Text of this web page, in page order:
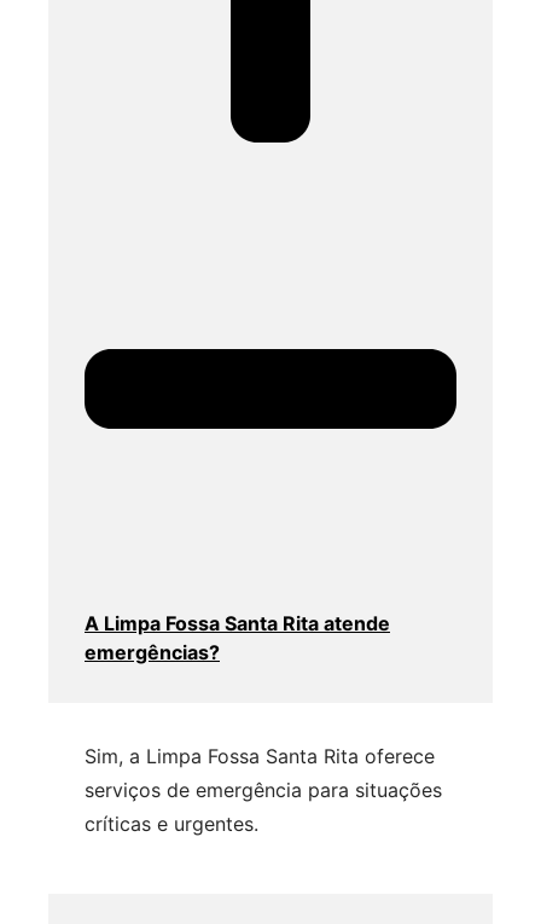
A Limpa Fossa Santa Rita atende
emergências?
Sim, a Limpa Fossa Santa Rita oferece
serviços de emergência para situações
críticas e urgentes.